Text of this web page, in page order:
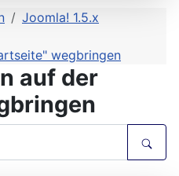
Joomla! 1.5.x
wegbringen
auf der